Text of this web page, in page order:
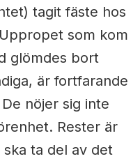
tagit fäste hos
som kom
glömdes bort
är fortfarande
nöjer sig inte
Rester är
ta del av det